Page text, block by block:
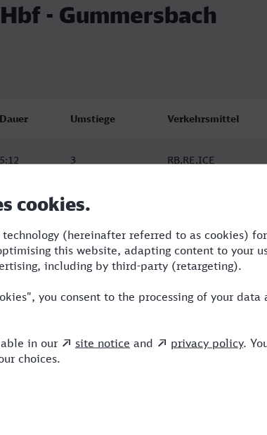
- Gummersbach
Dauer Umstiege Verkehrsmittel
5:12 3 RB,RE,ICE
5:24 2 RB,RE,ICE